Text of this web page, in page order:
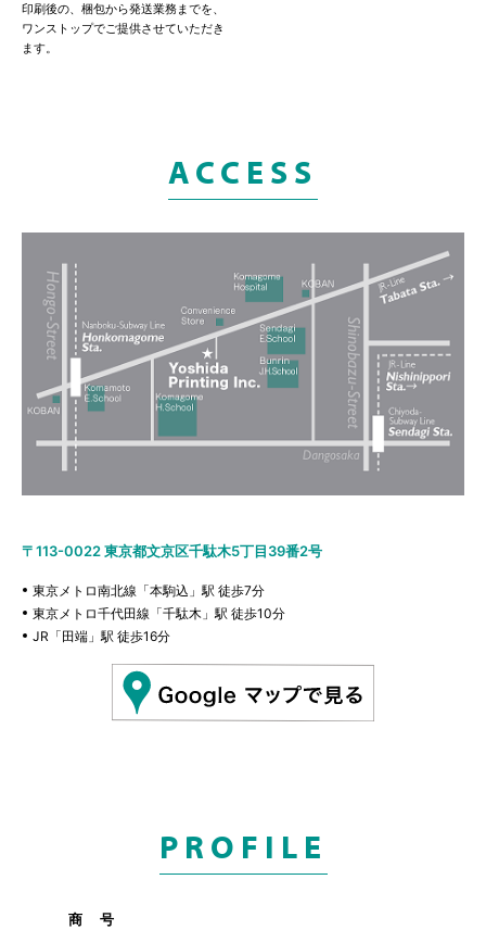
印刷後の、梱包から発送業務までを、
ワンストップでご提供させていただき
ます。
ACCESS
〒113-0022東京都文京区千駄木5丁目39番2号
東京メトロ南北線「本駒込」駅 徒歩7分
東京メトロ千代田線「千駄木」駅 徒歩10分
JR「田端」駅 徒歩16分
PROFILE
商 号